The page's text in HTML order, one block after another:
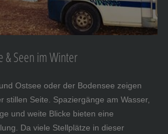
& Seen im Winter
Ostsee oder der Bodensee zeigen
stillen Seite. Spaziergänge am Wasser,
und weite Blicke bieten eine
Da viele Stellplätze in dieser